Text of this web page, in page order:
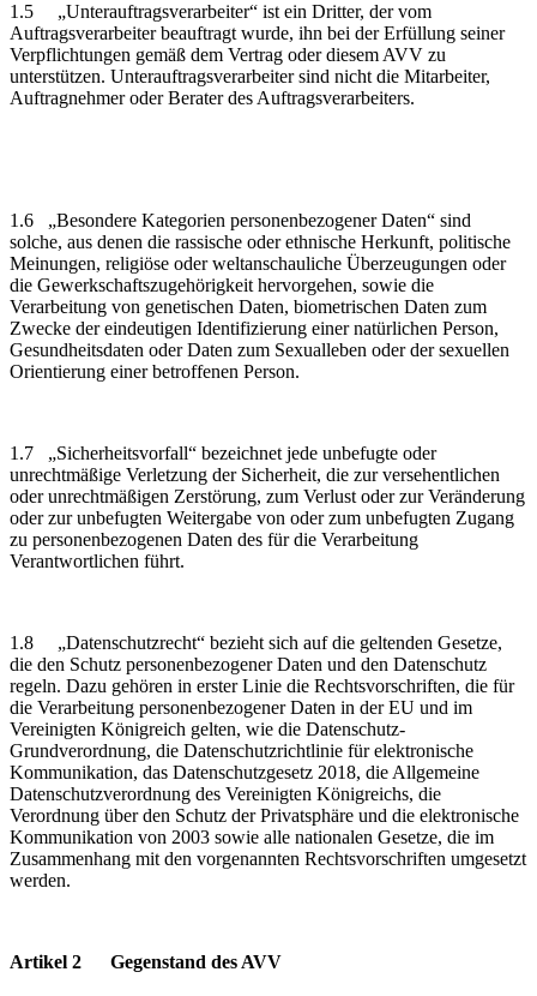
1.5 „Unterauftragsverarbeiter“ ist ein Dritter, der vom
Auftragsverarbeiter beauftragt wurde, ihn bei der Erfüllung seiner
Verpflichtungen gemäß dem Vertrag oder diesem AVV zu
unterstützen. Unterauftragsverarbeiter sind nicht die Mitarbeiter,
Auftragnehmer oder Berater des Auftragsverarbeiters.
1.6 „Besondere Kategorien personenbezogener Daten“ sind
solche, aus denen die rassische oder ethnische Herkunft, politische
Meinungen, religiöse oder weltanschauliche Überzeugungen oder
die Gewerkschaftszugehörigkeit hervorgehen, sowie die
Verarbeitung von genetischen Daten, biometrischen Daten zum
Zwecke der eindeutigen Identifizierung einer natürlichen Person,
Gesundheitsdaten oder Daten zum Sexualleben oder der sexuellen
Orientierung einer betroffenen Person.
1.7 „Sicherheitsvorfall“ bezeichnet jede unbefugte oder
unrechtmäßige Verletzung der Sicherheit, die zur versehentlichen
oder unrechtmäßigen Zerstörung, zum Verlust oder zur Veränderung
oder zur unbefugten Weitergabe von oder zum unbefugten Zugang
zu personenbezogenen Daten des für die Verarbeitung
Verantwortlichen führt.
1.8 „Datenschutzrecht“ bezieht sich auf die geltenden Gesetze,
die den Schutz personenbezogener Daten und den Datenschutz
regeln. Dazu gehören in erster Linie die Rechtsvorschriften, die für
die Verarbeitung personenbezogener Daten in der EU und im
Vereinigten Königreich gelten, wie die Datenschutz-
Grundverordnung, die Datenschutzrichtlinie für elektronische
Kommunikation, das Datenschutzgesetz 2018, die Allgemeine
Datenschutzverordnung des Vereinigten Königreichs, die
Verordnung über den Schutz der Privatsphäre und die elektronische
Kommunikation von 2003 sowie alle nationalen Gesetze, die im
Zusammenhang mit den vorgenannten Rechtsvorschriften umgesetzt
werden.
Artikel 2 Gegenstand des AVV